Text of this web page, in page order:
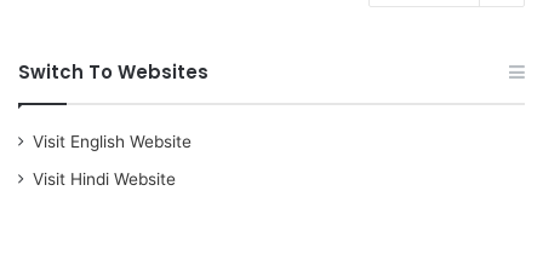
Switch To Websites
Visit English Website
Visit Hindi Website